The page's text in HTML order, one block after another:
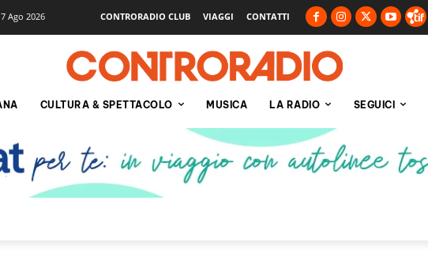
Ago 2026 CONTRORADIO CLUB VIAGGI CONTATTI
CULTURA & SPETTACOLO MUSICA LA RADIO SEGUICI